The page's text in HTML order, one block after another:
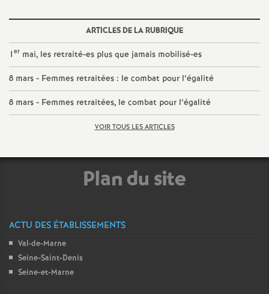
é
O
r
l
s
ARTICLES DE LA RUBRIQUE
1er mai, les retraité-es plus que jamais mobilisé-es
8 mars - Femmes retraitées : le combat pour l’égalité
8 mars - Femmes retraitées, le combat pour l’égalité
VOIR TOUS LES ARTICLES
Plan du site
ACTU DES ÉTABLISSEMENTS
Val-de-Marne
Seine-Saint-Denis
Seine-et-Marne